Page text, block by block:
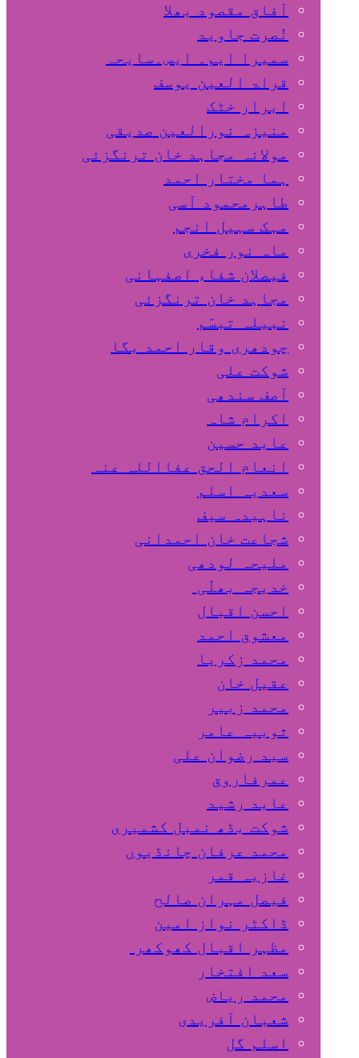
آفاق مقصود بھلا
نُصرت جاوید
سمیرا ایم۔ ایس۔سایحہ
قراۃ العین یوسف
ابرار خٹک
منیزہ نورالعین صدیقی
مولانہ مجاہد خان ترنگزئی
ہما مختار احمد
طاہرمحمود آسی
مہک سہیل انجم
ماہ نور فخری
فیصلان شفاء اصفہانی
مجاہد خان ترنگزئی
نبیلہ تبسّم
چودھری وقار احمد بگا
شوکت علی
آصف سندھی
اکرام شاہ
عابد حسین
انعام الحق عفااللہ عنہ
سعدیہ اسلم
ناہیدہ سیف
شجاعت خان احمدانی
ملیحہ لودھی
خدیجہ بھلّی
احسن اقبال
معشوق احمد
محمد زکریا
عقیل خان
محمد زبیر
ثوبیہ عامر
سید رضوان علی
عمرفاروق
عابد رشید
شوکت بڈھ نمبل کشمیری
محمد عرفان چانڈیوں
غازیہ قمر
فیصل مہران صالح
ڈاکٹر نواز امین
مظہر اقبال کھوکھر
سعد افتخار
محمد ریاض
شعبان آفریدی
اسلم گل